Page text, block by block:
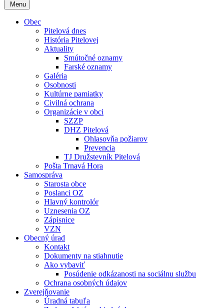
Menu
Obec
Pitelová dnes
História Pitelovej
Aktuality
Smútočné oznamy
Farské oznamy
Galéria
Osobnosti
Kultúrne pamiatky
Civilná ochrana
Organizácie v obci
SZZP
DHZ Pitelová
Ohlasovňa požiarov
Prevencia
TJ Družstevník Pitelová
Pošta Trnavá Hora
Samospráva
Starosta obce
Poslanci OZ
Hlavný kontrolór
Uznesenia OZ
Zápisnice
VZN
Obecný úrad
Kontakt
Dokumenty na stiahnutie
Ako vybaviť
Posúdenie odkázanosti na sociálnu službu
Ochrana osobných údajov
Zverejňovanie
Úradná tabuľa